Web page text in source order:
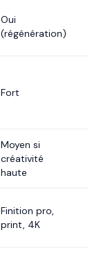
Oui
(régénération)
Fort
Moyen si
créativité
haute
Finition pro,
print, 4K